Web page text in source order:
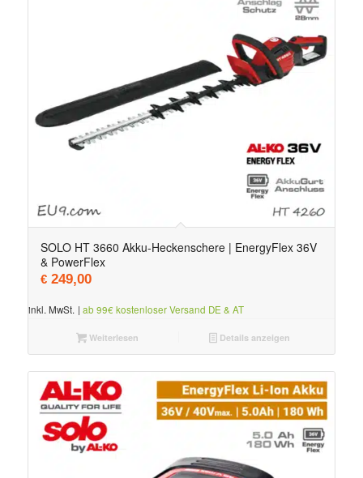
SOLO HT 3660 Akku-Heckenschere | EnergyFlex 36V
& PowerFlex
€249,00
inkl. MwSt. | ab 99€ kostenloser Versand DE & AT
Weiterlesen Details anzeigen